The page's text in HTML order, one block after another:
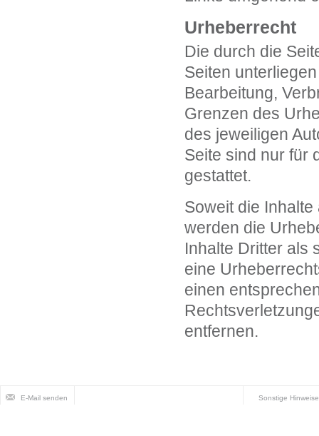
Urheberrecht
Die durch die
Seiten
Bearbeitung,
Grenzen des
des jeweiligen
Seite sind nur für
gestattet.
Soweit die
werden die
Inhalte Dritter als
eine
einen
entfernen.
E-Mail senden Sonstige Hinweise